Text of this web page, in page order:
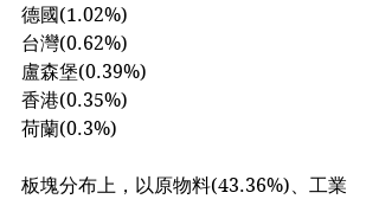
德國(1.02%)
台灣(0.62%)
盧森堡(0.39%)
香港(0.35%)
荷蘭(0.3%)
板塊分布上，以原物料(43.36%)、工業